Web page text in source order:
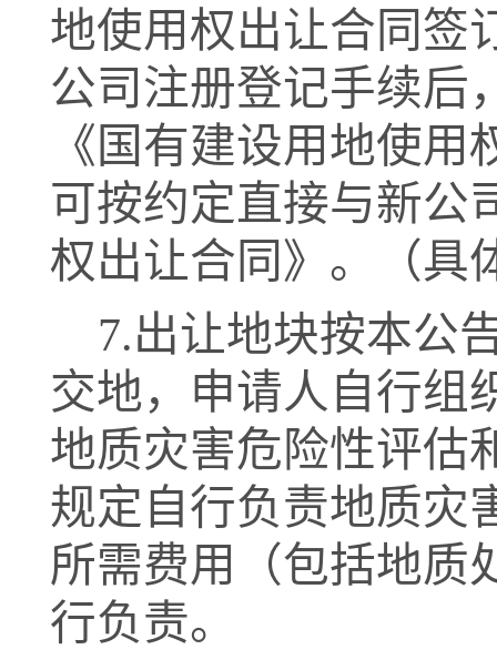
地使用权出让合同签
公司注册登记手续后
《国有建设用地使
可按约定直接与新公
权出让合同》。
（具
7.出让地块按本公
交地，申请人自行组
地质灾害危险性评估
规定自行负责地质灾
所需费用（包括地质
行负责。